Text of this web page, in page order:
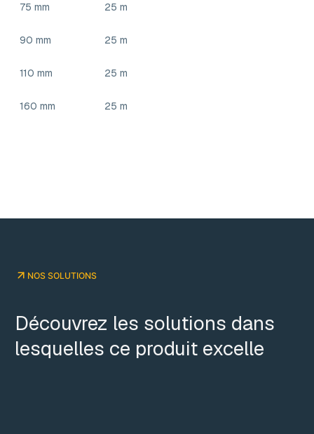
75 mm 25 m
90 mm 25 m
110 mm 25 m
160 mm 25 m
NOS SOLUTIONS
Découvrez les solutions dans
lesquelles ce produit excelle